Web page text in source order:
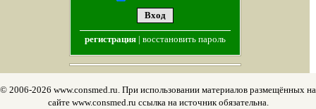
регистрация| восстановить пароль
© 2006-2026 www.consmed.ru. При использовании материалов размещённых на
сайте www.consmed.ru ссылка на источник обязательна.